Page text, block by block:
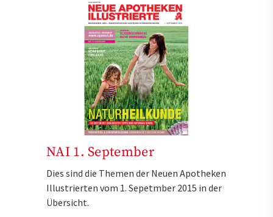
NAI 1. September
Dies sind die Themen der Neuen Apotheken
Illustrierten vom 1. Sepetmber 2015 in der
Übersicht.